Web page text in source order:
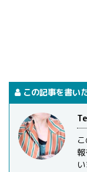
この記事を書い